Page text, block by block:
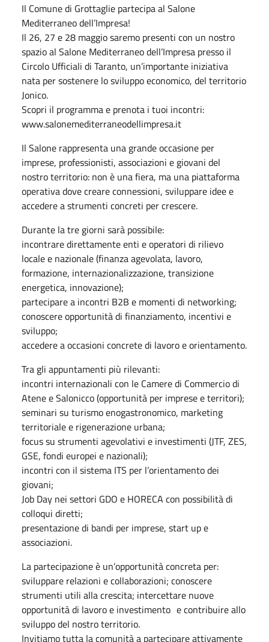
Il Comune di Grottaglie partecipa al Salone
Mediterraneo dell’Impresa!
Il 26, 27 e 28 maggio saremo presenti con un nostro
spazio al Salone Mediterraneo dell’Impresa presso il
Circolo Ufficiali di Taranto, un’importante iniziativa
nata per sostenere lo sviluppo economico, del territorio
Jonico.
Scopri il programma e prenota i tuoi incontri:
www.salonemediterraneodellimpresa.it
Il Salone rappresenta una grande occasione per
imprese, professionisti, associazioni e giovani del
nostro territorio: non è una fiera, ma una piattaforma
operativa dove creare connessioni, sviluppare idee e
accedere a strumenti concreti per crescere.
Durante la tre giorni sarà possibile:
incontrare direttamente enti e operatori di rilievo
locale e nazionale (finanza agevolata, lavoro,
formazione, internazionalizzazione, transizione
energetica, innovazione);
partecipare a incontri B2B e momenti di networking;
conoscere opportunità di finanziamento, incentivi e
sviluppo;
accedere a occasioni concrete di lavoro e orientamento.
Tra gli appuntamenti più rilevanti:
incontri internazionali con le Camere di Commercio di
Atene e Salonicco (opportunità per imprese e territori);
seminari su turismo enogastronomico, marketing
territoriale e rigenerazione urbana;
focus su strumenti agevolativi e investimenti (JTF, ZES,
GSE, fondi europei e nazionali);
incontri con il sistema ITS per l’orientamento dei
giovani;
Job Day nei settori GDO e HORECA con possibilità di
colloqui diretti;
presentazione di bandi per imprese, start up e
associazioni.
La partecipazione è un’opportunità concreta per:
sviluppare relazioni e collaborazioni; conoscere
strumenti utili alla crescita; intercettare nuove
opportunità di lavoro e investimento e contribuire allo
sviluppo del nostro territorio.
Invitiamo tutta la comunità a partecipare attivamente